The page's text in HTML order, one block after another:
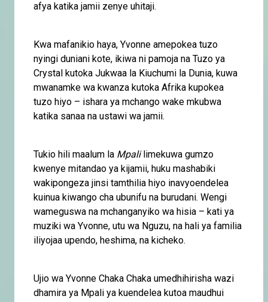
afya katika jamii zenye uhitaji.
Kwa mafanikio haya, Yvonne amepokea tuzo
nyingi duniani kote, ikiwa ni pamoja na Tuzo ya
Crystal kutoka Jukwaa la Kiuchumi la Dunia, kuwa
mwanamke wa kwanza kutoka Afrika kupokea
tuzo hiyo – ishara ya mchango wake mkubwa
katika sanaa na ustawi wa jamii.
Tukio hili maalum la Mpalilimekuwa gumzo
kwenye mitandao ya kijamii, huku mashabiki
wakipongeza jinsi tamthilia hiyo inavyoendelea
kuinua kiwango cha ubunifu na burudani. Wengi
wameguswa na mchanganyiko wa hisia – kati ya
muziki wa Yvonne, utu wa Nguzu, na hali ya familia
iliyojaa upendo, heshima, na kicheko.
Ujio wa Yvonne Chaka Chaka umedhihirisha wazi
dhamira ya Mpali ya kuendelea kutoa maudhui